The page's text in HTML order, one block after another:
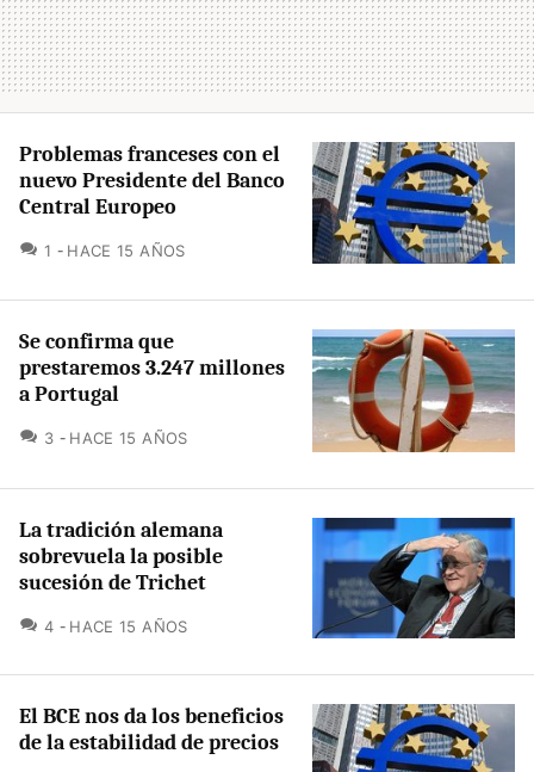
Problemas franceses con el
nuevo Presidente del Banco
Central Europeo
1 COMENTARIOS
HACE 15 AÑOS
Se confirma que
prestaremos 3.247 millones
a Portugal
3 COMENTARIOS
HACE 15 AÑOS
La tradición alemana
sobrevuela la posible
sucesión de Trichet
4 COMENTARIOS
HACE 15 AÑOS
El BCE nos da los beneficios
de la estabilidad de precios